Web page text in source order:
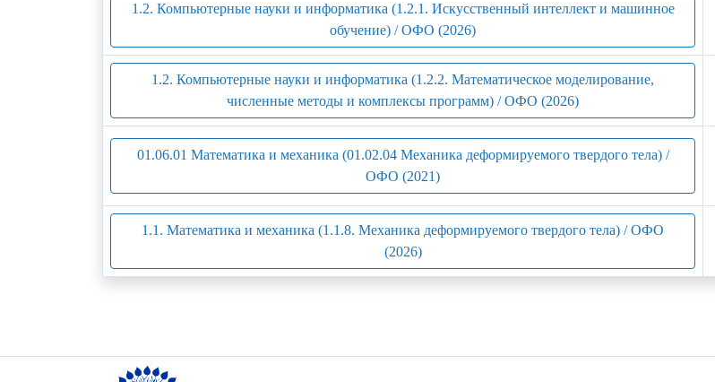
1.2. Компьютерные науки и информатика (1.2.1. Искусственный интеллект и машинное
обучение) / ОФО (2026)
1.2. Компьютерные науки и информатика (1.2.2. Математическое моделирование,
численные методы и комплексы программ) / ОФО (2026)
01.06.01 Математика и механика (01.02.04 Механика деформируемого твердого тела) /
ОФО (2021)
1.1. Математика и механика (1.1.8. Механика деформируемого твердого тела) / ОФО
(2026)